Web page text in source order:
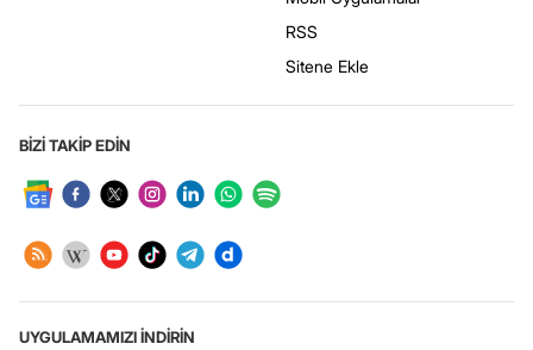
RSS
Sitene Ekle
BİZİ TAKİP EDİN
UYGULAMAMIZI İNDİRİN